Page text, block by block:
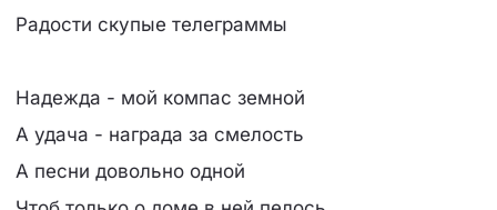
Радости скупые телегpаммы
Hадежда - мой компас земной
А удача - нагpада за смелость
А песни довольно одной